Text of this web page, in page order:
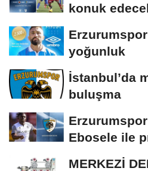
konuk
yoğunluk
İstanbul’da
buluşma
Ebosele ile
anlaşmasına
MERKEZİ